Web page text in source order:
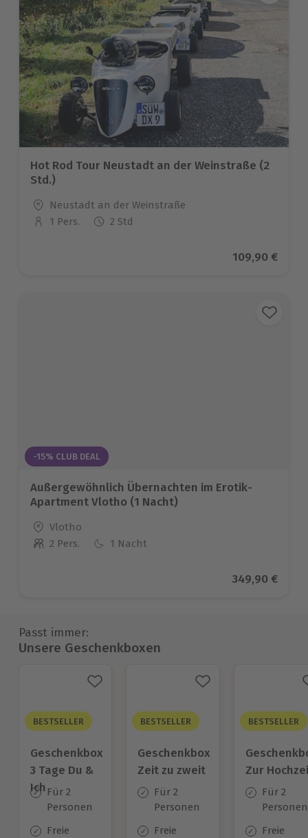
Hot Rod Tour Neustadt an der Weinstraße (2
Std.)
Standort
Neustadt an der Weinstraße
Anzahl der Teilnehmer
1 Pers. 2 Std
Aktueller
109,90 €
-15% CLUB DEAL
Außergewöhnlich Übernachten im Erotik-
Apartment Vlotho (1 Nacht)
Standort
Vlotho
Anzahl der Teilnehmer
2 Pers. 1 Nacht
Aktueller
349,90 €
Passt immer:
Unsere Geschenkboxen
BESTSELLER
Geschenkbox
3 Tage Du &
Ich Für 2
Personen
Freie
BESTSELLER
Geschenkbox
Zeit zu zweit
Für 2
Personen
Freie
BESTSELLER
Zur
Für 2
Personen
Freie